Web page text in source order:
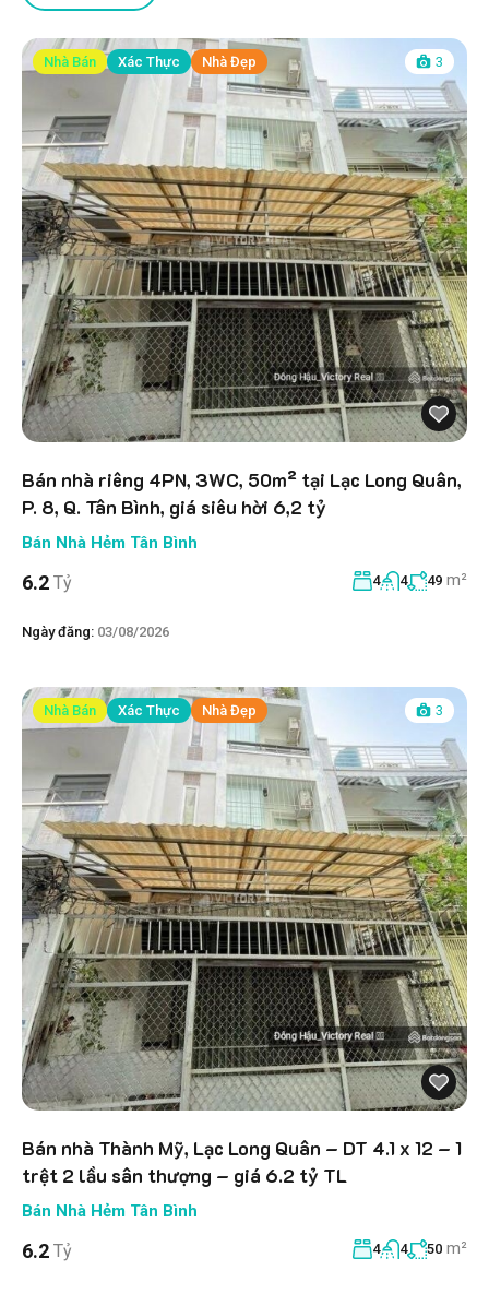
Nhà Bán Xác Thực Nhà Đẹp 3
Bán nhà riêng 4PN, 3WC, 50m² tại Lạc Long Quân,
P. 8, Q. Tân Bình, giá siêu hời 6,2 tỷ
Bán Nhà Hẻm Tân Bình
6.2 Tỷ 4 4 49 m²
Ngày đăng: 03/08/2026
Nhà Bán Xác Thực Nhà Đẹp 3
Bán nhà Thành Mỹ, Lạc Long Quân – DT 4.1 x 12 – 1
trệt 2 lầu sân thượng – giá 6.2 tỷ TL
Bán Nhà Hẻm Tân Bình
6.2 Tỷ 4 4 50 m²